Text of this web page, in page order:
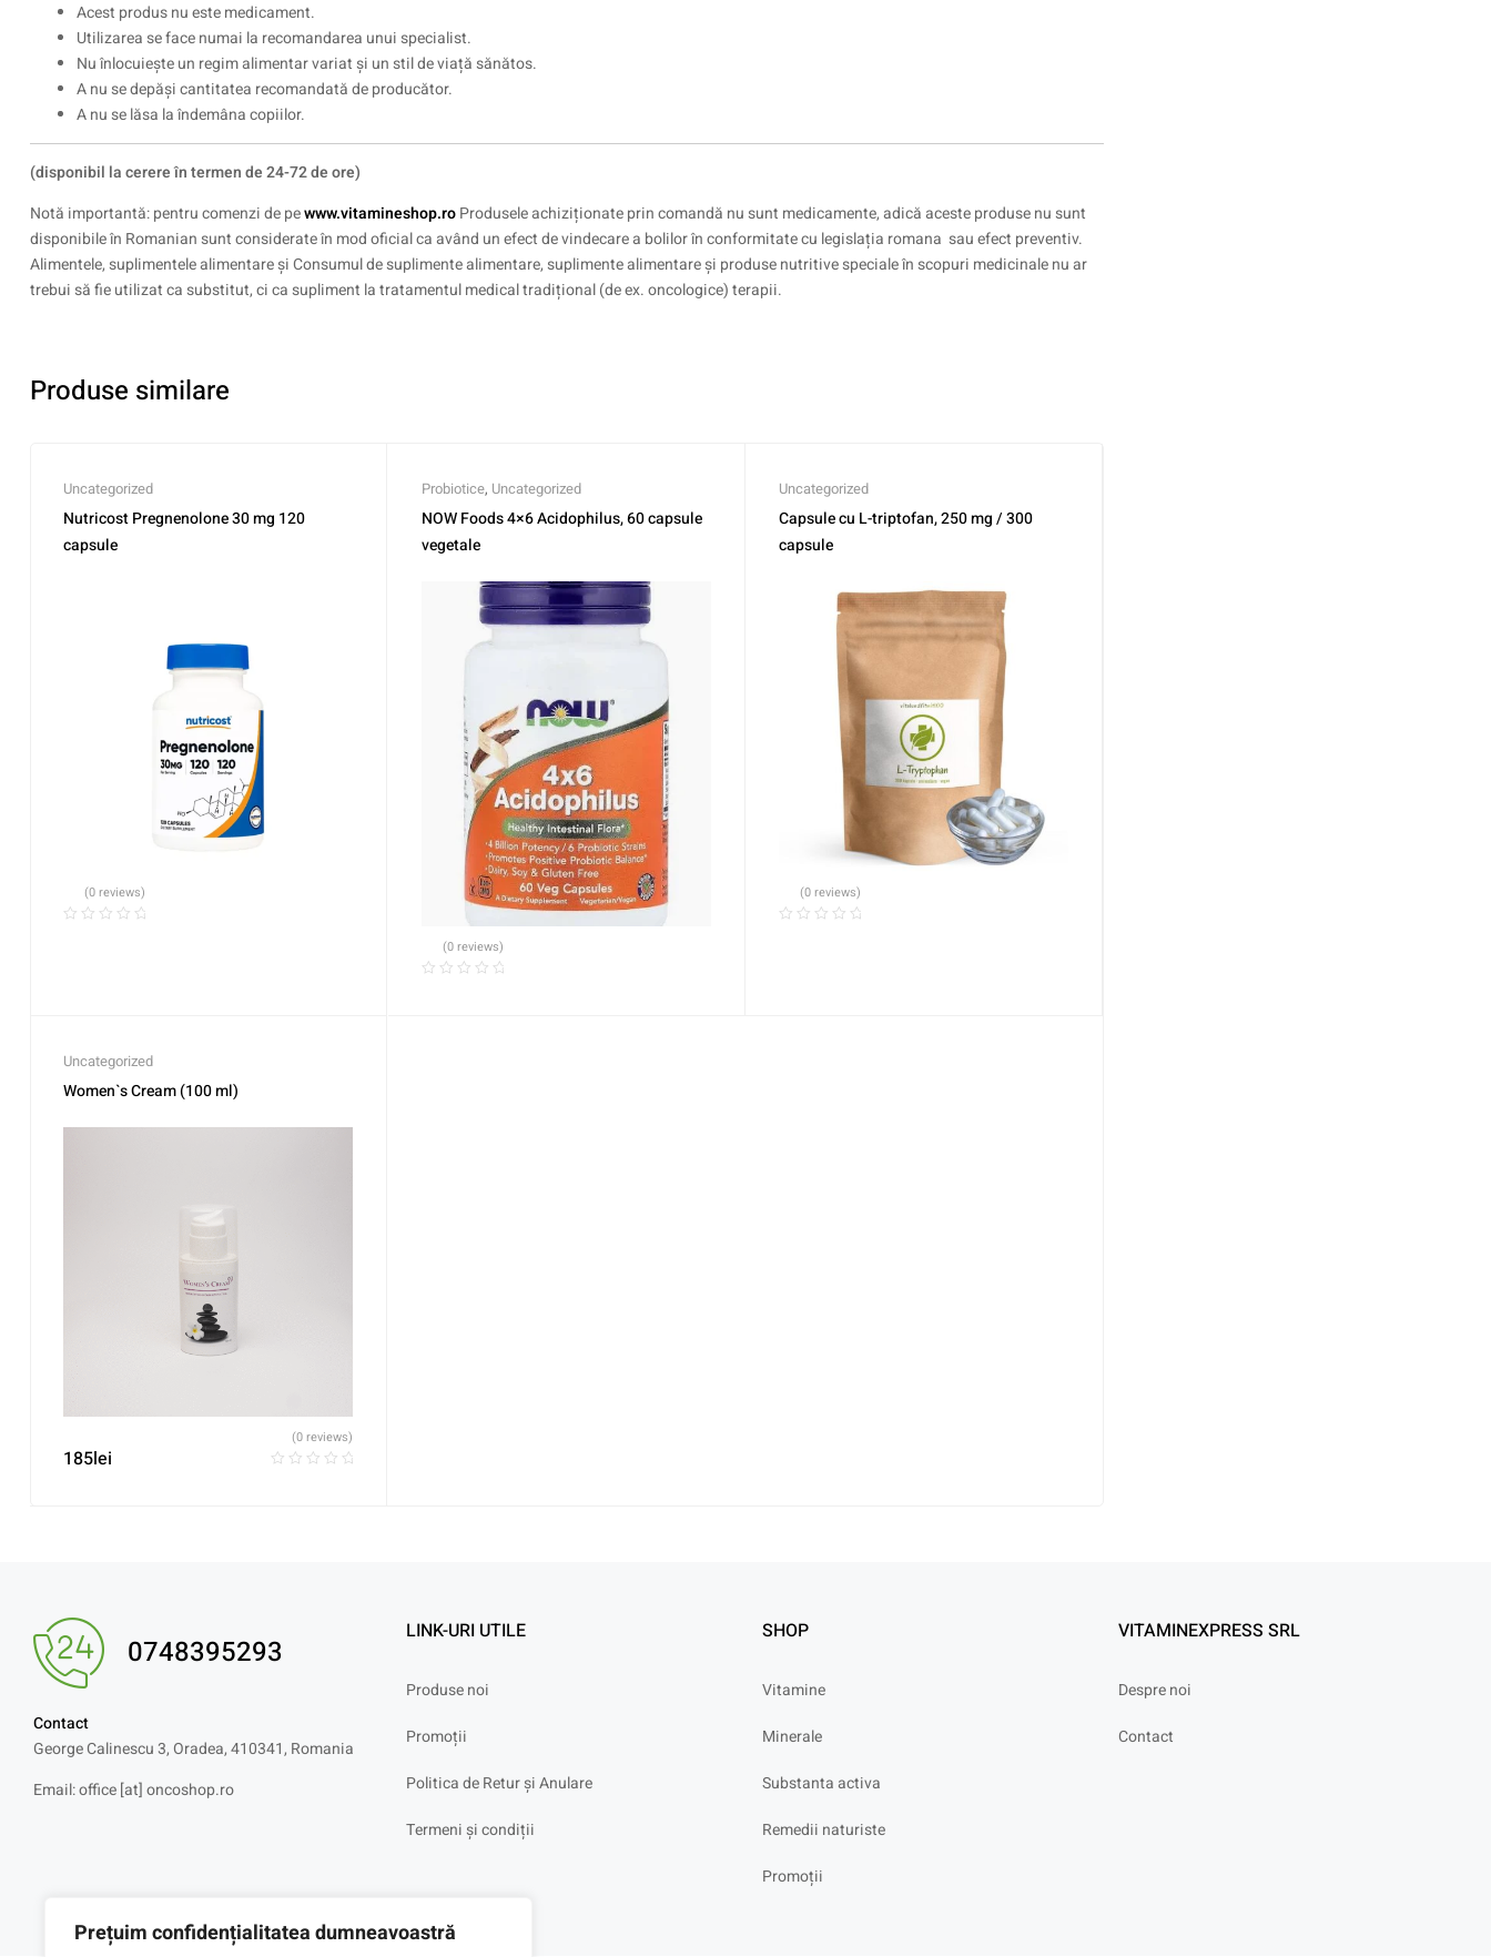
Prețuim confidențialitatea dumneavoastră
Acest produs nu este medicament.
Utilizarea se face numai la recomandarea unui specialist.
Nu înlocuiește un regim alimentar variat și un stil de viață sănătos.
A nu se depăși cantitatea recomandată de producător.
A nu se lăsa la îndemâna copiilor.
(disponibil la cerere în termen de 24-72 de ore)
Notă importantă: pentru comenzi de pewww.vitamineshop.roProdusele achiziționate prin comandă nu sunt medicamente, adică aceste produse nu sunt
disponibile în Romanian sunt considerate în mod oficial ca având un efect de vindecare a bolilor în conformitate cu legislația romana sau efect preventiv.
Alimentele, suplimentele alimentare și Consumul de suplimente alimentare, suplimente alimentare și produse nutritive speciale în scopuri medicinale nu ar
trebui să fie utilizat ca substitut, ci ca supliment la tratamentul medical tradițional (de ex. oncologice) terapii.
Produse similare
Uncategorized
Nutricost Pregnenolone 30 mg 120
capsule
(0 reviews)
Probiotice, Uncategorized
NOW Foods 4×6 Acidophilus, 60 capsule
vegetale
(0 reviews)
Uncategorized
Capsule cu L-triptofan, 250 mg / 300
capsule
(0 reviews)
Uncategorized
Women`s Cream (100 ml)
185lei
(0 reviews)
0748395293
Contact
George Calinescu 3, Oradea, 410341, Romania
Email: office [at] oncoshop.ro
LINK-URI UTILE
Produse noi
Promoții
Politica de Retur și Anulare
Termeni și condiții
SHOP
Vitamine
Minerale
Substanta activa
Remedii naturiste
Promoții
VITAMINEXPRESS SRL
Despre noi
Contact